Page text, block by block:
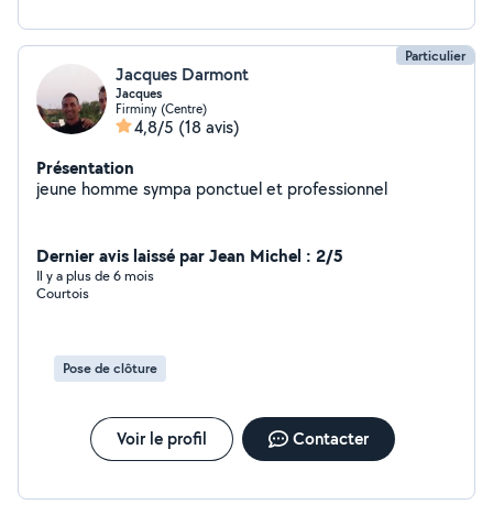
Particulier
Jacques Darmont
Jacques
Firminy (Centre)
4,8/5 (18 avis)
Présentation
jeune homme sympa ponctuel et professionnel
Dernier avis laissé par Jean Michel : 2/5
Il y a plus de 6 mois
Courtois
Pose de clôture
Voir le profil Contacter